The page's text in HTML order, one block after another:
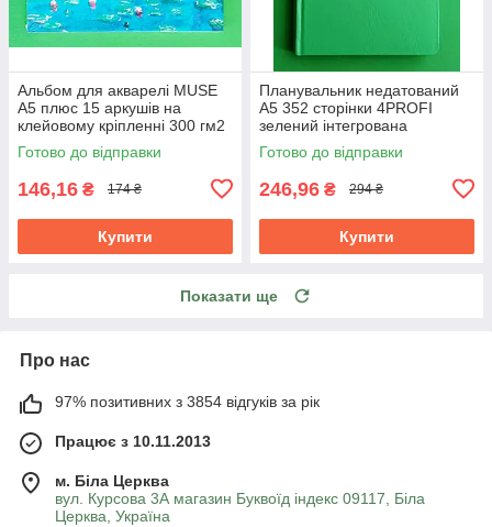
Альбом для акварелі MUSE
A5 плюс 15 аркушів на
клейовому кріпленні 300 гм2
Готово до відправки
146,16 ₴ 174 ₴
Купити
Планувальник недатований
A5 352 сторінки 4PROFI
зелений інтегрована
обкладинка тиснення
срібною фольгою ляссе 70 г
Готово до відправки
246,96 ₴ 294 ₴
Купити
Показати ще
Про нас
97% позитивних з 3854 відгуків за рік
Працює з 10.11.2013
м. Біла Церква
вул. Курсова 3А магазин Буквоїд індекс 09117, Біла
Церква, Україна